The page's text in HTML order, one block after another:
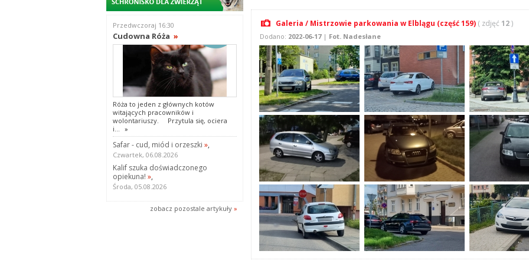
Przedwczoraj 16:30
Cudowna Róża »
Róża to jeden z głównych kotów
witających pracowników i
wolontariuszy. Przytula się, ociera
i... »
Safar - cud, miód i orzeszki »,
Czwartek, 06.08.2026
Kalif szuka doświadczonego
opiekuna! »,
Środa, 05.08.2026
zobacz pozostale artykuły »
Galeria / Mistrzowie parkowania w Elblągu (część 159)( zdjęć 12)
Dodano: 2022-06-17| Fot. Nadesłane